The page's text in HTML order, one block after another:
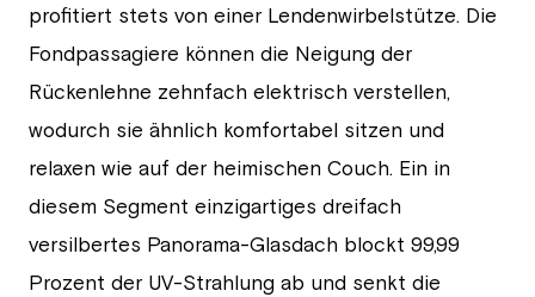
profitiert stets von einer Lendenwirbelstütze. Die
Fondpassagiere können die Neigung der
Rückenlehne zehnfach elektrisch verstellen,
wodurch sie ähnlich komfortabel sitzen und
relaxen wie auf der heimischen Couch. Ein in
diesem Segment einzigartiges dreifach
versilbertes Panorama-Glasdach blockt 99,99
Prozent der UV-Strahlung ab und senkt die